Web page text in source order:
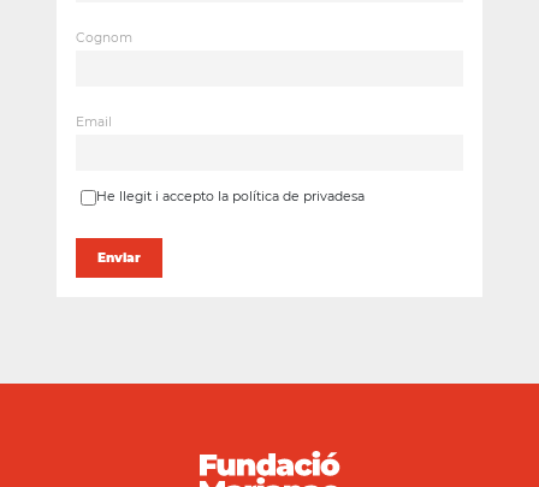
Cognom
Email
He llegit i accepto la política de privadesa